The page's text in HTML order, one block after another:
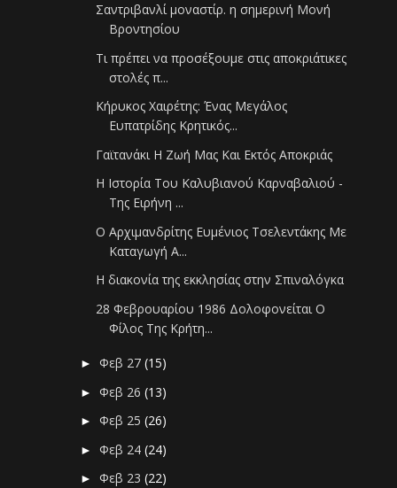
Σαντριβανλί μοναστίρ. η σημερινή Μονή
Βροντησίου
Τι πρέπει να προσέξουμε στις αποκριάτικες
στολές π...
Κήρυκος Χαιρέτης: Ένας Μεγάλος
Ευπατρίδης Κρητικός...
Γαϊτανάκι Η Ζωή Μας Και Εκτός Αποκριάς
Η Ιστορία Του Καλυβιανού Καρναβαλιού -
Της Ειρήνη ...
Ο Αρχιμανδρίτης Ευμένιος Τσελεντάκης Με
Καταγωγή Α...
Η διακονία της εκκλησίας στην Σπιναλόγκα
28 Φεβρουαρίου 1986 Δολοφονείται Ο
Φίλος Της Κρήτη...
►Φεβ 27(15)
►Φεβ 26(13)
►Φεβ 25(26)
►Φεβ 24(24)
►Φεβ 23(22)